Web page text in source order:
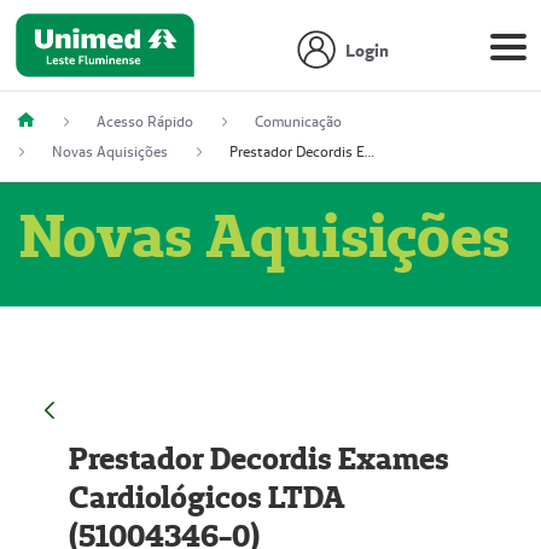
Login
Acesso Rápido
Comunicação
Novas Aquisições
Prestador Decordis Exames Cardiológicos LTDA (51004346-0)
Novas Aquisições
Prestador Decordis Exames
Cardiológicos LTDA
(51004346-0)